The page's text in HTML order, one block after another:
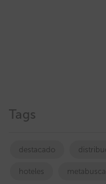
Tags
destacado
hoteles